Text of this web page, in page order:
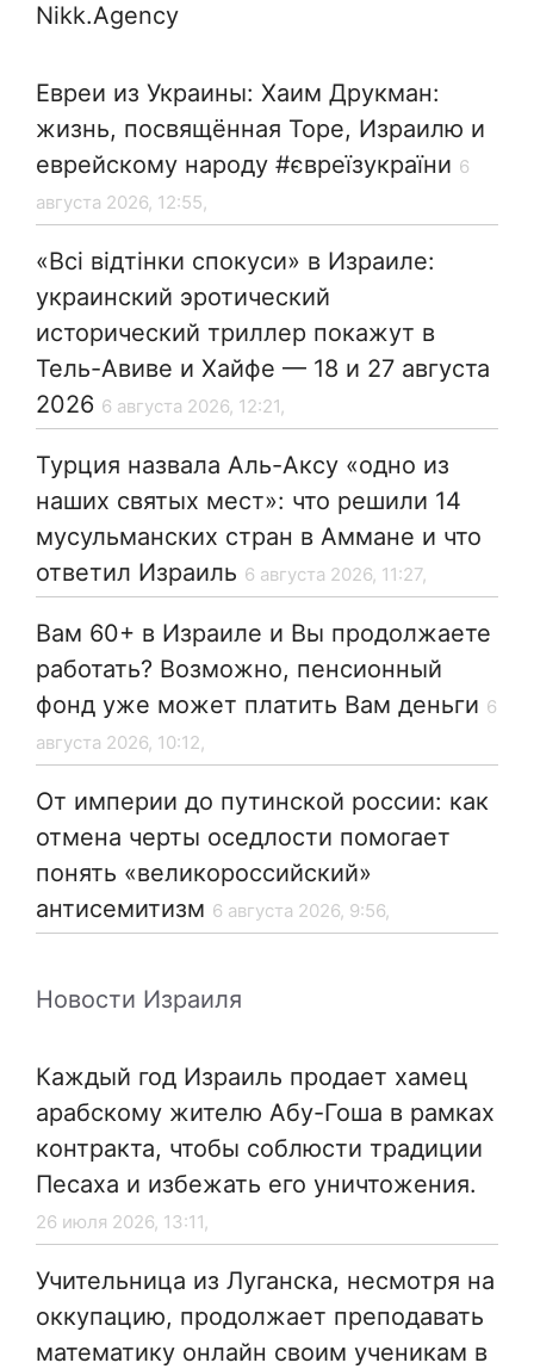
Nikk.Agency
Евреи из Украины: Хаим Друкман:
жизнь, посвящённая Торе, Израилю и
еврейскому народу #євреїзукраїни 6
августа 2026, 12:55,
«Всі відтінки спокуси» в Израиле:
украинский эротический
исторический триллер покажут в
Тель-Авиве и Хайфе — 18 и 27 августа
2026 6 августа 2026, 12:21,
Турция назвала Аль-Аксу «одно из
наших святых мест»: что решили 14
мусульманских стран в Аммане и что
ответил Израиль 6 августа 2026, 11:27,
Вам 60+ в Израиле и Вы продолжаете
работать? Возможно, пенсионный
фонд уже может платить Вам деньги 6
августа 2026, 10:12,
От империи до путинской россии: как
отмена черты оседлости помогает
понять «великороссийский»
антисемитизм 6 августа 2026, 9:56,
Новости Израиля
Каждый год Израиль продает хамец
арабскому жителю Абу-Гоша в рамках
контракта, чтобы соблюсти традиции
Песаха и избежать его уничтожения.
26 июля 2026, 13:11,
Учительница из Луганска, несмотря на
оккупацию, продолжает преподавать
математику онлайн своим ученикам в